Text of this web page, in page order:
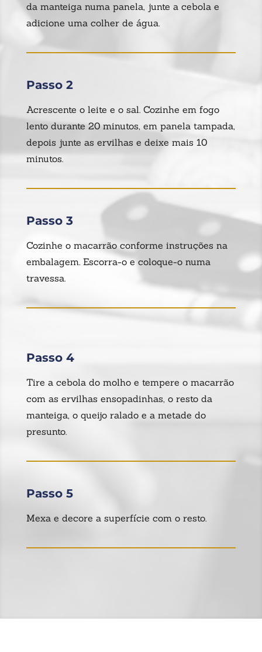
da manteiga numa panela, junte a cebola e
adicione uma colher de água.
Passo 2
Acrescente o leite e o sal. Cozinhe em fogo
lento durante 20 minutos, em panela tampada,
depois junte as ervilhas e deixe mais 10
minutos.
Passo 3
Cozinhe o macarrão conforme instruções na
embalagem. Escorra-o e coloque-o numa
travessa.
Passo 4
Tire a cebola do molho e tempere o macarrão
com as ervilhas ensopadinhas, o resto da
manteiga, o queijo ralado e a metade do
presunto.
Passo 5
Mexa e decore a superfície com o resto.